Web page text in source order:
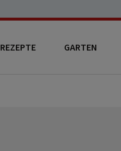
REZEPTE GARTEN